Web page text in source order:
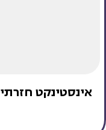
אינסטינקט חזרתי